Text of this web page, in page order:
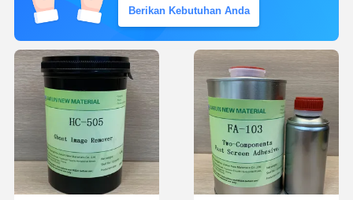
Berikan Kebutuhan Anda